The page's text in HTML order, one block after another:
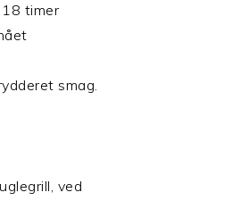
timer
smag.
ved